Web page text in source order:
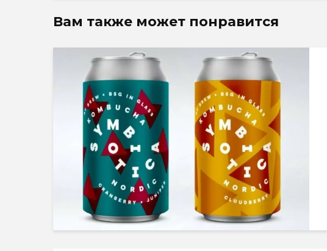
Вам также может понравится